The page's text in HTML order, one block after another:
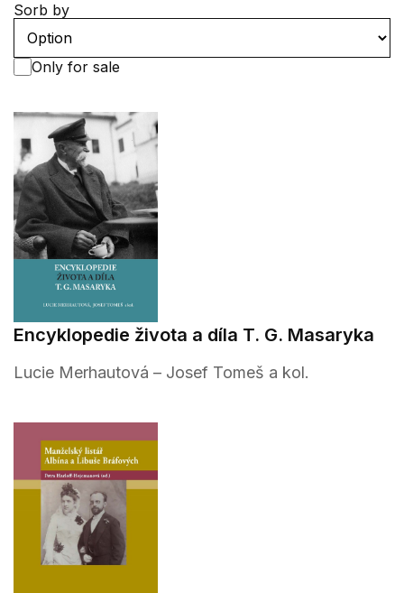
Sorb by
Only for sale
Encyklopedie života a díla T. G. Masaryka
Lucie Merhautová – Josef Tomeš a kol.